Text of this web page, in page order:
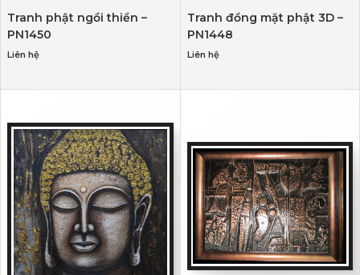
Tranh phật ngồi thiền –
PN1450
Liên hệ
Tranh đồng mặt phật 3D –
PN1448
Liên hệ